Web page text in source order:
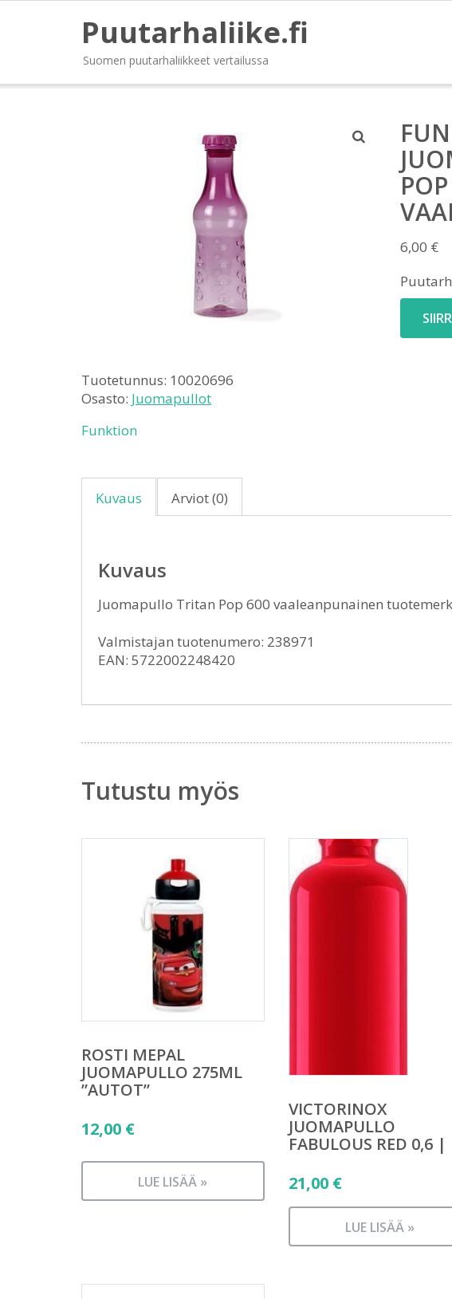
Puutarhaliike.fi
Suomen puutarhaliikkeet vertailussa
6,00 €
Tuotetunnus: 10020696
Osasto: Juomapullot
Funktion
Kuvaus Arviot (0)
Kuvaus
Juomapullo Tritan Pop 600 vaaleanpunainen
Valmistajan tuotenumero: 238971
EAN: 5722002248420
Tutustu myös
ROSTI MEPAL
JUOMAPULLO 275ML
”AUTOT”
12,00 €
LUE LISÄÄ »
VICTORINOX
JUOMAPULLO
FABULOUS RED 0,6 |
21,00 €
LUE LISÄÄ »